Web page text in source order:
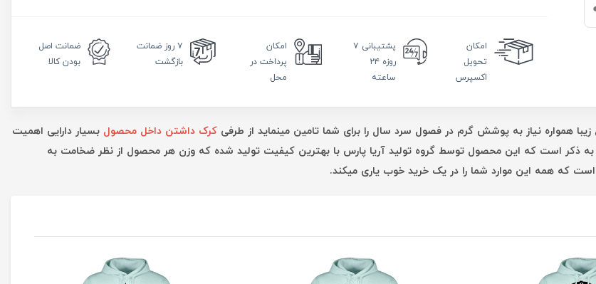
امکان
تحویل
اکسپرس
پشتیبانی ۷
روزه ۲۴
ساعته
امکان
پرداخت در
محل
۷ روز
ضمانت
بازگشت
ضمانت اصل
بودن کالا
همواره نیاز به پوشش گرم در فصول سرد سال را برای شما تامین مینماید از طرفی کرک داشتن داخل محصول بسیار دارایی اهمیت
به ذکر است که این محصول توسط گروه تولید آریا پارس با بهترین کیفیت تولید شده که وزن هر محصول از نظر ضخامت به